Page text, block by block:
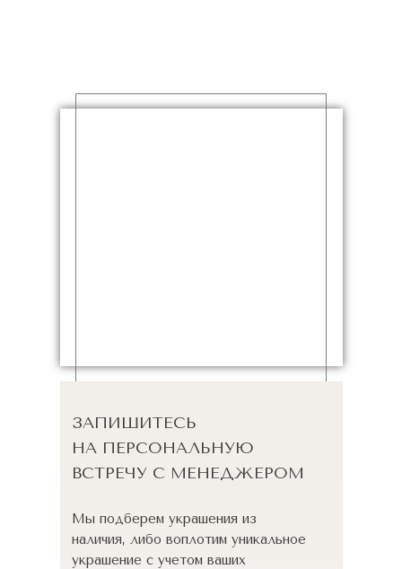
ЗАПИШИТЕСЬ
НА ПЕРСОНАЛЬНУЮ
ВСТРЕЧУ С МЕНЕДЖЕРОМ
Мы подберем украшения из
наличия, либо воплотим уникальное
украшение с учетом ваших